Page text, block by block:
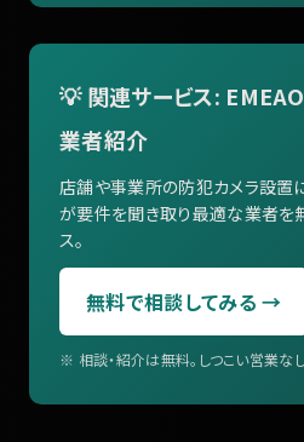
💡 関連サービス:
業者紹介
店舗や事業所の防犯カメラ設置
が要件を聞き取り最適な業者を
ス。
無料で相談してみる →
※ 相談・紹介は無料。しつこい営業な